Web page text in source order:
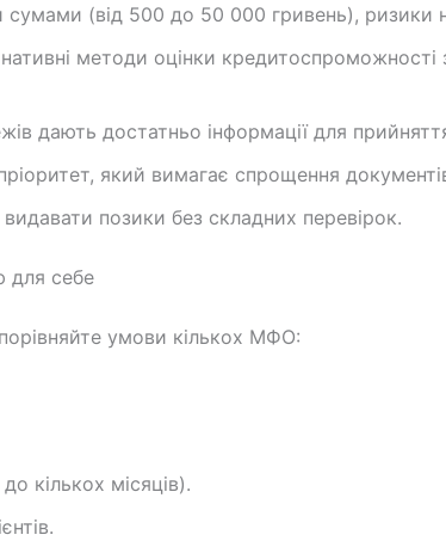
(від 500 до 50 000 гривень), ризики
методи оцінки кредитоспроможності
дають достатньо інформації для
який вимагає спрощення
позики без складних перевірок.
для себе
умови кількох МФО:
кількох місяців).